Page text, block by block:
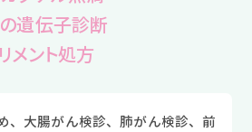
遺伝子診断
メント処方
、大腸がん検診、肺がん検診、前